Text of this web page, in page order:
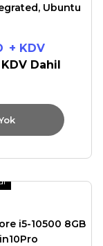
Ubuntu
+ KDV
KDV Dahil
i5-10500 8GB